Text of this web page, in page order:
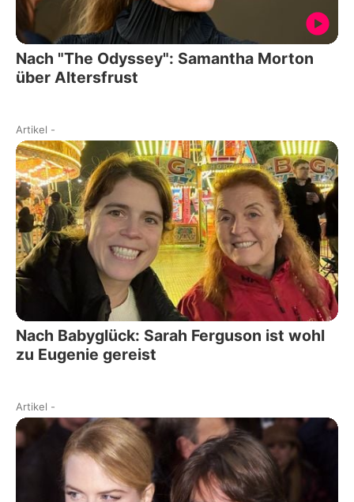
Nach "The Odyssey": Samantha Morton
über Altersfrust
Artikel -
Nach Babyglück: Sarah Ferguson ist wohl
zu Eugenie gereist
Artikel -